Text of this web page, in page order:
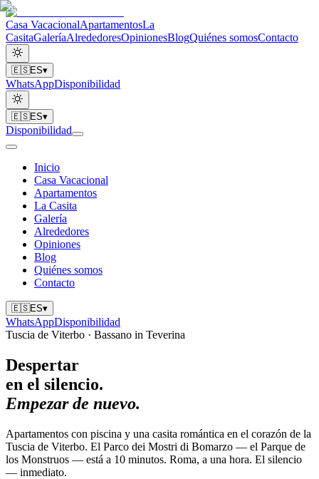
Casa VacacionalApartamentosLa
CasitaGaleríaAlrededoresOpinionesBlogQuiénes somosContacto
🇪🇸ES▾
WhatsAppDisponibilidad
🇪🇸ES▾
Disponibilidad
Inicio
Casa Vacacional
Apartamentos
La Casita
Galería
Alrededores
Opiniones
Blog
Quiénes somos
Contacto
🇪🇸ES▾
WhatsAppDisponibilidad
Tuscia de Viterbo · Bassano in Teverina
Despertar
en el silencio.
Empezar de nuevo.
Apartamentos con piscina y una casita romántica en el corazón de la
Tuscia de Viterbo. El Parco dei Mostri di Bomarzo — el Parque de
los Monstruos — está a 10 minutos. Roma, a una hora. El silencio
— inmediato.